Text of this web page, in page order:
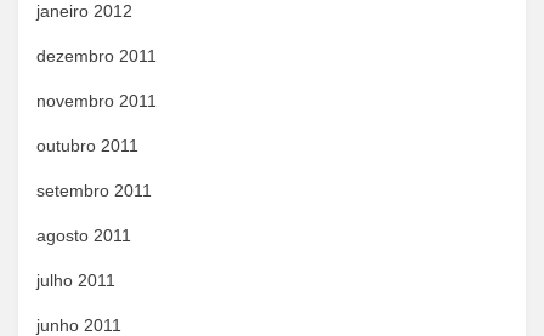
janeiro 2012
dezembro 2011
novembro 2011
outubro 2011
setembro 2011
agosto 2011
julho 2011
junho 2011